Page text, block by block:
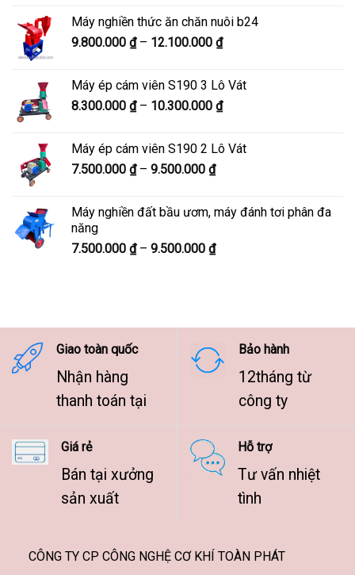
5.900.000 ₫
đến
Máy nghiền thức ăn chăn nuôi b24
9.800.000 ₫ – 12.100.000 ₫Khoảng
9.800.000 ₫
đến
Máy ép cám viên S190 3 Lô Vát
8.300.000 ₫ – 10.300.000 ₫Khoảng
8.300.000 ₫
Máy ép cám viên S190 2 Lô Vát
7.500.000 ₫ – 9.500.000 ₫Khoảng
7.500.000 ₫
9.500.000 ₫
Máy nghiền đất bầu ươm, máy đánh tơi phân đa
năng
7.500.000 ₫ – 9.500.000 ₫Khoảng
9.500.000 ₫
Giao toàn quốc
Nhận hàng
thanh toán tại
Bảo hành
12tháng từ
công ty
Giá rẻ
Bán tại xưởng
sản xuất
Hỗ trợ
Tư vấn nhiệt
tình
CÔNG TY CP CÔNG NGHỆ CƠ KHÍ TOÀN PHÁT